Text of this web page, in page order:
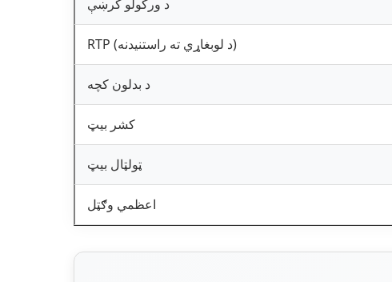
د ورکولو کرښې
RTP (د لوبغاړي ته راستنیدنه)
د بدلون کچه
کشر بیټ
ټولټال بیټ
اعظمي وګټل